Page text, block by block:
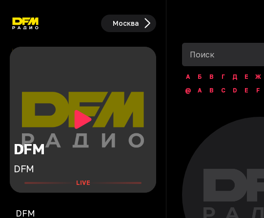
Москва
DFM
DFM
LIVE
DFM
А Б В Г Д Е Ж
@
A B C D E F